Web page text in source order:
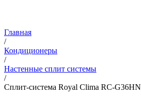
Главная
/
Кондиционеры
/
Настенные сплит системы
/
Сплит-система Royal Clima RC-G36HN